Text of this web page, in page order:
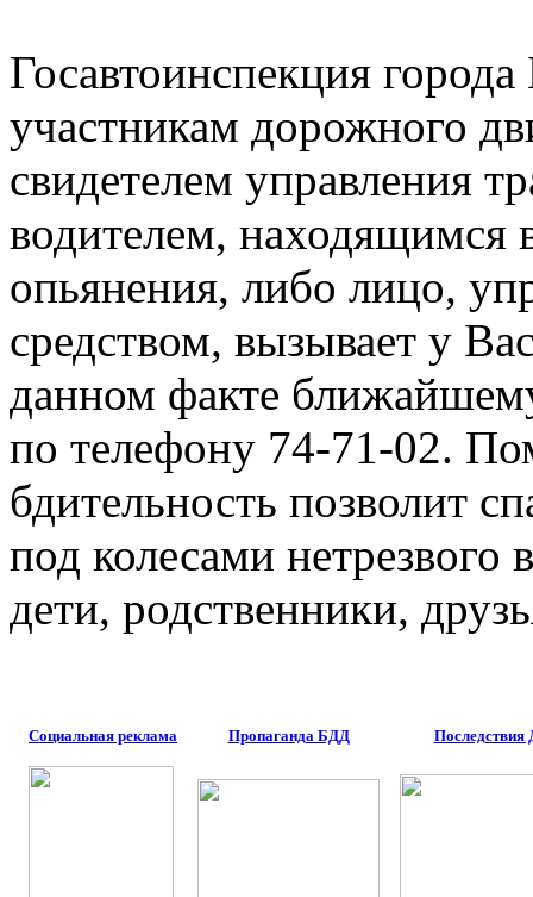
Госавтоинспекция
участникам дорожного
свидетелем управления
водителем, находящимся
опьянения, либо лицо,
средством, вызывает у
данном факте
по телефону 74-71-02.
бдительность позволит
под колесами нетрезвого
дети, родственники,
Социальная реклама Пропаганда БДД